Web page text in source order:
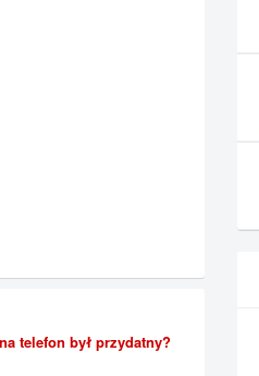
telefon był przydatny?